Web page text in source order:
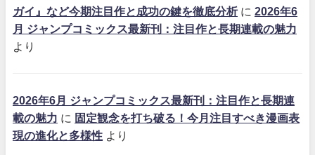
ガイ』など今期注目作と成功の鍵を徹底分析に 2026年6
月 ジャンプコミックス最新刊：注目作と長期連載の魅力
より
2026年6月 ジャンプコミックス最新刊：注目作と長期連
載の魅力 に 固定観念を打ち破る！今月注目すべき漫画表
現の進化と多様性 より